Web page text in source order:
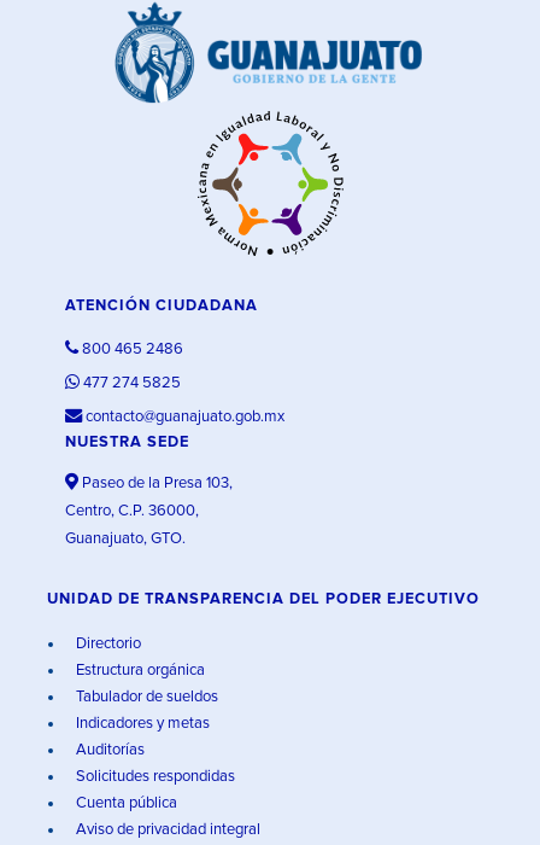
ATENCIÓN CIUDADANA
800 465 2486
477 274 5825
contacto@guanajuato.gob.mx
NUESTRA SEDE
Paseo de la Presa 103,
Centro, C.P. 36000,
Guanajuato, GTO.
UNIDAD DE TRANSPARENCIA DEL PODER EJECUTIVO
Directorio
Estructura orgánica
Tabulador de sueldos
Indicadores y metas
Auditorías
Solicitudes respondidas
Cuenta pública
Aviso de privacidad integral